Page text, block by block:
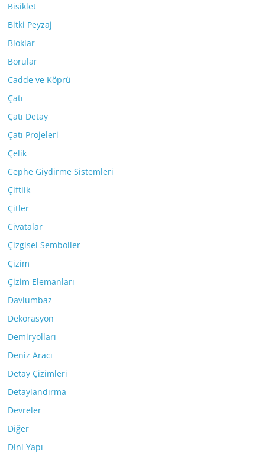
Bisiklet
Bitki Peyzaj
Bloklar
Borular
Cadde ve Köprü
Çatı
Çatı Detay
Çatı Projeleri
Çelik
Cephe Giydirme Sistemleri
Çiftlik
Çitler
Civatalar
Çizgisel Semboller
Çizim
Çizim Elemanları
Davlumbaz
Dekorasyon
Demiryolları
Deniz Aracı
Detay Çizimleri
Detaylandırma
Devreler
Diğer
Dini Yapı